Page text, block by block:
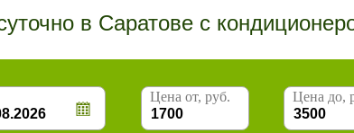
в Саратове с
Цена от, руб. Цена до,